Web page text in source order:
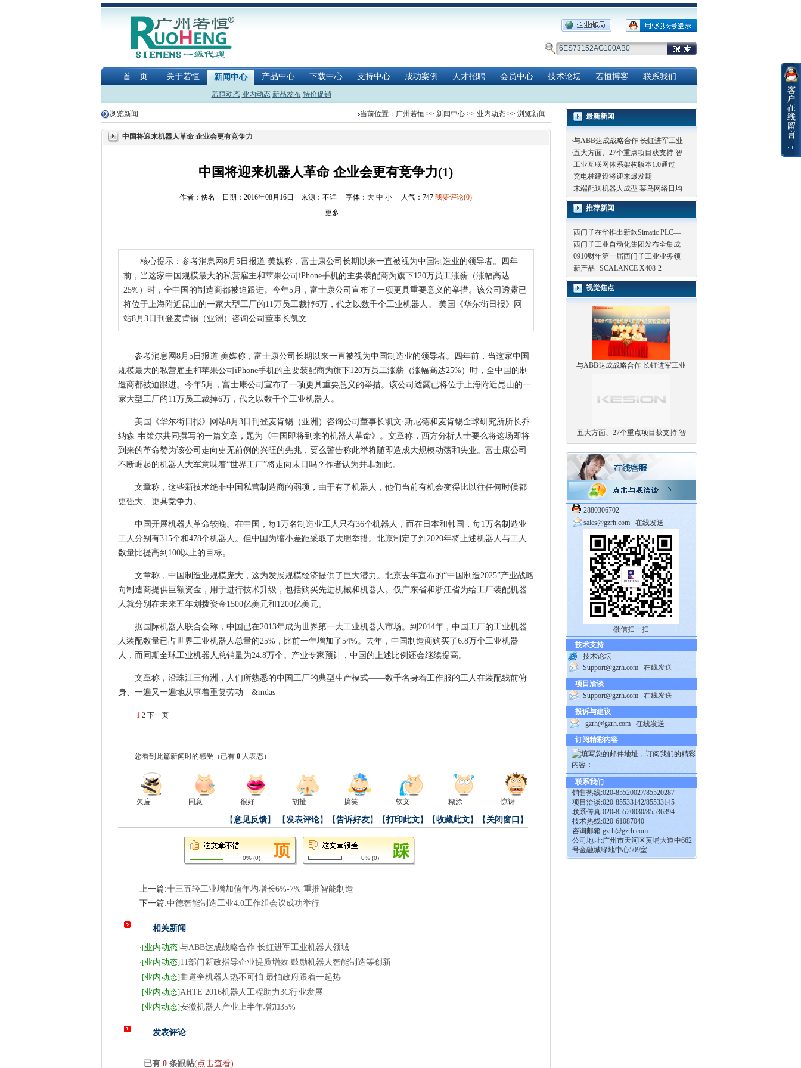
首 页 关于若恒 新闻中心 产品中心 下载中心 支持中心 成功案例 人才招聘 会员中心 技术论坛 若恒博客 联系我们
若恒动态 业内动态 新品发布 特价促销
浏览新闻 当前位置： 广州若恒>> 新闻中心>> 业内动态>> 浏览新闻
中国将迎来机器人革命 企业会更有竞争力
中国将迎来机器人革命 企业会更有竞争力(1)
作者：佚名 日期：2016年08月16日 来源：不详 字体： 大 中 小 人气： 747 我要评论(0)
更多
核心提示：参考消息网8月5日报道 美媒称，富士康公司长期以来一直被视为中国制造业的领导者。四年
前，当这家中国规模最大的私营雇主和苹果公司iPhone手机的主要装配商为旗下120万员工涨薪（涨幅高达
25%）时，全中国的制造商都被迫跟进。今年5月，富士康公司宣布了一项更具重要意义的举措。该公司透露已
将位于上海附近昆山的一家大型工厂的11万员工裁掉6万，代之以数千个工业机器人。 美国《华尔街日报》网
站8月3日刊登麦肯锡（亚洲）咨询公司董事长凯文
参考消息网8月5日报道 美媒称，富士康公司长期以来一直被视为中国制造业的领导者。四年前，当这家中国
规模最大的私营雇主和苹果公司iPhone手机的主要装配商为旗下120万员工涨薪（涨幅高达25%）时，全中国的制
造商都被迫跟进。今年5月，富士康公司宣布了一项更具重要意义的举措。该公司透露已将位于上海附近昆山的一
家大型工厂的11万员工裁掉6万，代之以数千个工业机器人。
美国《华尔街日报》网站8月3日刊登麦肯锡（亚洲）咨询公司董事长凯文·斯尼德和麦肯锡全球研究所所长乔
纳森·韦策尔共同撰写的一篇文章，题为《中国即将到来的机器人革命》。文章称，西方分析人士要么将这场即将
到来的革命赞为该公司走向史无前例的兴旺的先兆，要么警告称此举将随即造成大规模动荡和失业。富士康公司
不断崛起的机器人大军意味着“世界工厂”将走向末日吗？作者认为并非如此。
文章称，这些新技术绝非中国私营制造商的弱项，由于有了机器人，他们当前有机会变得比以往任何时候都
更强大、更具竞争力。
中国开展机器人革命较晚。在中国，每1万名制造业工人只有36个机器人，而在日本和韩国，每1万名制造业
工人分别有315个和478个机器人。但中国为缩小差距采取了大胆举措。北京制定了到2020年将上述机器人与工人
数量比提高到100以上的目标。
文章称，中国制造业规模庞大，这为发展规模经济提供了巨大潜力。北京去年宣布的“中国制造2025”产业战略
向制造商提供巨额资金，用于进行技术升级，包括购买先进机械和机器人。仅广东省和浙江省为给工厂装配机器
人就分别在未来五年划拨资金1500亿美元和1200亿美元。
据国际机器人联合会称，中国已在2013年成为世界第一大工业机器人市场。到2014年，中国工厂的工业机器
人装配数量已占世界工业机器人总量的25%，比前一年增加了54%。去年，中国制造商购买了6.8万个工业机器
人，而同期全球工业机器人总销量为24.8万个。产业专家预计，中国的上述比例还会继续提高。
文章称，沿珠江三角洲，人们所熟悉的中国工厂的典型生产模式——数千名身着工作服的工人在装配线前俯
身、一遍又一遍地从事着重复劳动—&mdas
1 2 下一页
您看到此篇新闻时的感受 （已有 0人表态）
欠扁 同意 很好 胡扯 搞笑 软文 糊涂 惊讶
【意见反馈】 【发表评论】【告诉好友】【打印此文】【收藏此文】【 关闭窗口 】
0%(0) 0%(0)
上一篇:十三五轻工业增加值年均增长6%-7% 重推智能制造
下一篇:中德智能制造工业4.0工作组会议成功举行
相关新闻
·[业内动态]与ABB达成战略合作 长虹进军工业机器人领域
·[业内动态]11部门新政指导企业提质增效 鼓励机器人智能制造等创新
·[业内动态]曲道奎机器人热不可怕 最怕政府跟着一起热
·[业内动态]AHTE 2016机器人工程助力3C行业发展
·[业内动态]安徽机器人产业上半年增加35%
发表评论
已有 0条跟帖(点击查看)
最新新闻
·与ABB达成战略合作 长虹进军工业
·五大方面、27个重点项目获支持 智
·工业互联网体系架构版本1.0通过
·充电桩建设将迎来爆发期
·末端配送机器人成型 菜鸟网络日均
推荐新闻
·西门子在华推出新款Simatic PLC—
·西门子工业自动化集团发布全集成
·0910财年第一届西门子工业业务领
·新产品--SCALANCE X408-2
视觉焦点
与ABB达成战略合作 长虹进军工业
五大方面、27个重点项目获支持 智
2880306702
sales@gzrh.com
在线发送
微信扫一扫
技术支持
技术论坛
Support@gzrh.com
在线发送
项目洽谈
Support@gzrh.com
在线发送
投诉与建议
gzrh@gzrh.com
在线发送
订阅精彩内容
联系我们
销售热线:020-85520027/85520287
项目洽谈:020-85533142/85533145
联系传真:020-85520030/85536394
技术热线:020-61087040
咨询邮箱:gzrh@gzrh.com
公司地址:广州市天河区黄埔大道中662
号金融城绿地中心509室